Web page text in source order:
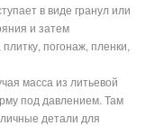
в виде гранул или
и затем
погонаж, пленки,
масса из литьевой
под давлением. Там
детали для